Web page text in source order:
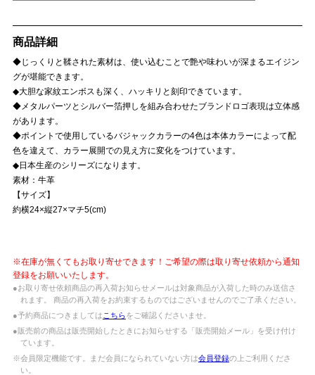
商品詳細
◆じっくりと鞣された素材は、使い込むことで艶や味わいが深まるエイジン
グが堪能できます。
◆大胆な家紋エンボスも深く、ハッキリと刻印できています。
◆メタルパーツとシルバー箔押しを組み合わせたブランドロゴ表現は立体感
があります。
◆ポイントで使用しているバジャックカラーの4色は本体カラーによって配
色を違えて、カラー展開での見え方に変化をつけています。
◆日本生産のシリーズになります。
素材：牛革
【サイズ】
約横24×縦27×マチ5(cm)
※在庫が無くてもお取り寄せできます！ご希望の際は取り寄せ依頼から通知
登録をお願いいたします。
●お取り寄せ依頼商品の再入荷お知らせメールは対象商品が入荷した時のみ送信さ
れます。 商品の再入荷をお約束するものではございませんのでご了承ください。
●予約商品につきましては こちらをご確認くださいませ。
●販売前の商品は販売開始したときにお知らせする「販売開始メール」を受け付け
ています。
※会員限定機能です。まだ会員になられていない方は会員登録の上ご利用くださ
い。